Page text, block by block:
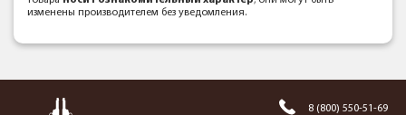
изменены производителем без уведомления.
8 (800) 550-51-69